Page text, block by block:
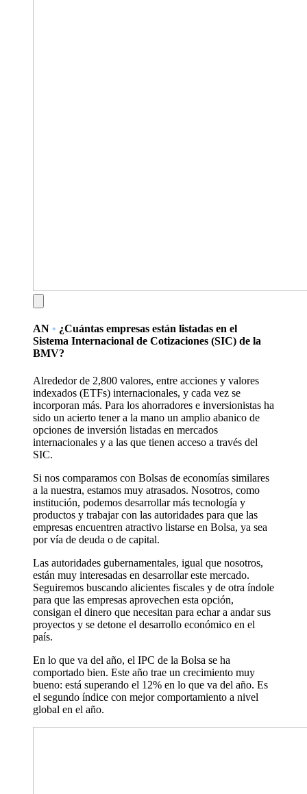
AN • ¿Cuántas empresas están listadas en el
Sistema Internacional de Cotizaciones (SIC) de la
BMV?
Alrededor de 2,800 valores, entre acciones y valores
indexados (ETFs) internacionales, y cada vez se
incorporan más. Para los ahorradores e inversionistas ha
sido un acierto tener a la mano un amplio abanico de
opciones de inversión listadas en mercados
internacionales y a las que tienen acceso a través del
SIC.
Si nos comparamos con Bolsas de economías similares
a la nuestra, estamos muy atrasados. Nosotros, como
institución, podemos desarrollar más tecnología y
productos y trabajar con las autoridades para que las
empresas encuentren atractivo listarse en Bolsa, ya sea
por vía de deuda o de capital.
Las autoridades gubernamentales, igual que nosotros,
están muy interesadas en desarrollar este mercado.
Seguiremos buscando alicientes fiscales y de otra índole
para que las empresas aprovechen esta opción,
consigan el dinero que necesitan para echar a andar sus
proyectos y se detone el desarrollo económico en el
país.
En lo que va del año, el IPC de la Bolsa se ha
comportado bien. Este año trae un crecimiento muy
bueno: está superando el 12% en lo que va del año. Es
el segundo índice con mejor comportamiento a nivel
global en el año.